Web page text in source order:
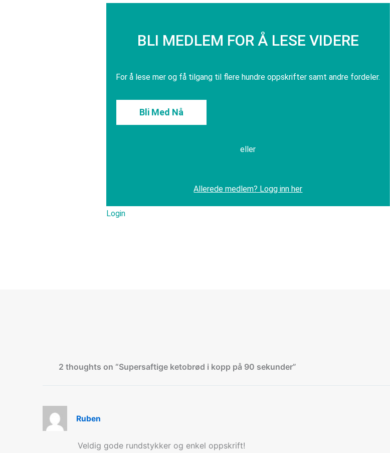
BLI MEDLEM FOR Å LESE VIDERE
For å lese mer og få tilgang til flere hundre oppskrifter samt andre fordeler.
Bli Med Nå
eller
Allerede medlem? Logg inn her
Login
2 thoughts on “Supersaftige ketobrød i kopp på 90 sekunder”
Ruben
Veldig gode rundstykker og enkel oppskrift!